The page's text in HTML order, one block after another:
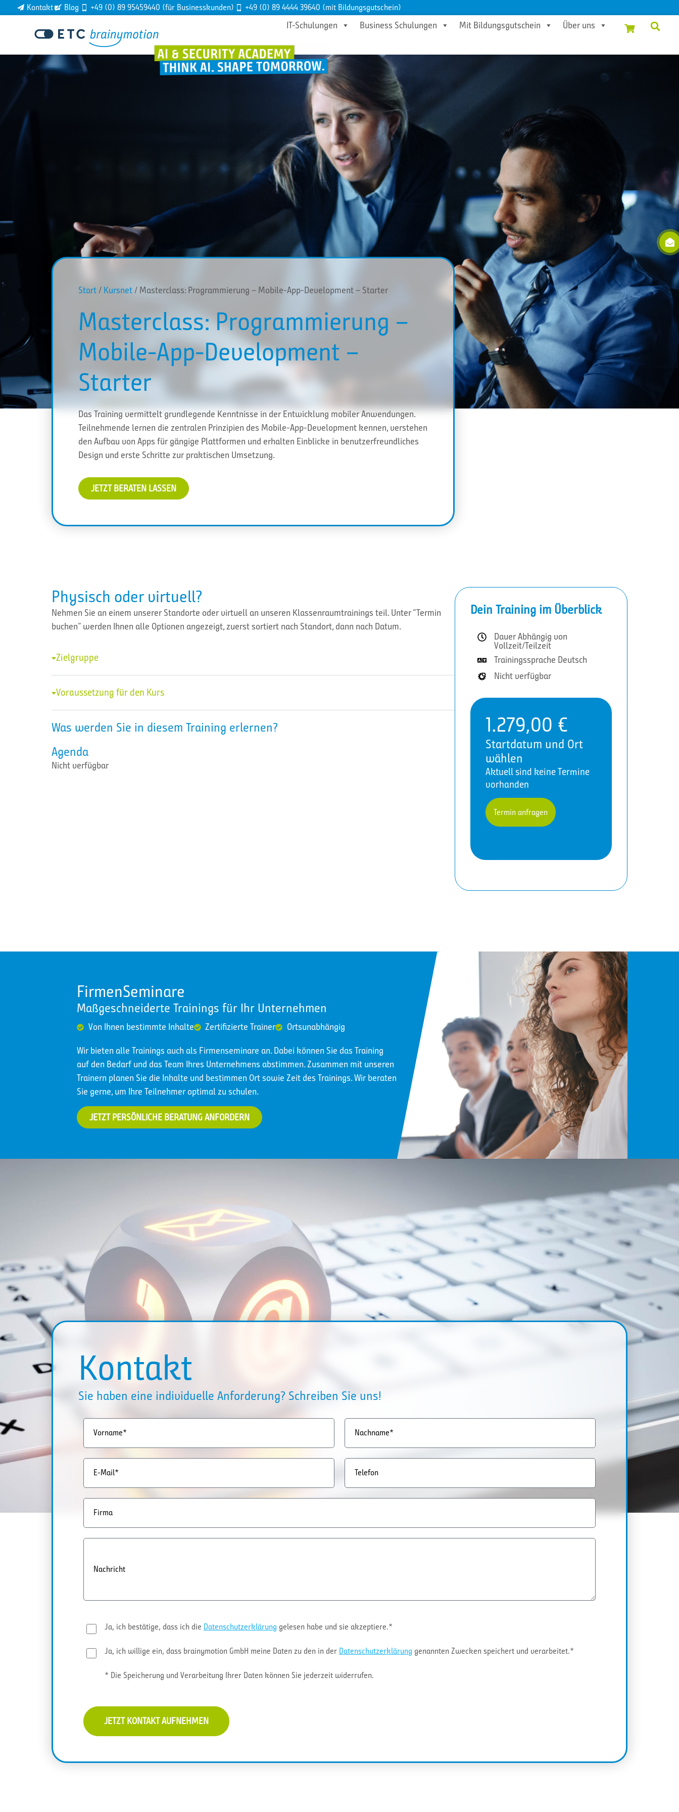
Kontakt Blog +49 (0) 89 95459440 (für Businesskunden) +49 (0) 89 4444 39640 (mit Bildungsgutschein)
IT-Schulungen Business Schulungen Mit Bildungsgutschein Über uns
Start / Kursnet/ Masterclass: Programmierung – Mobile-App-Development – Starter
Masterclass: Programmierung –
Mobile-App-Development –
Starter
Das Training vermittelt grundlegende Kenntnisse in der Entwicklung mobiler Anwendungen.
Teilnehmende lernen die zentralen Prinzipien des Mobile-App-Development kennen, verstehen
den Aufbau von Apps für gängige Plattformen und erhalten Einblicke in benutzerfreundliches
Design und erste Schritte zur praktischen Umsetzung.
JETZT BERATEN LASSEN
Physisch oder virtuell?
Nehmen Sie an einem unserer Standorte oder virtuell an unseren Klassenraumtrainings teil. Unter “Termin
buchen” werden Ihnen alle Optionen angezeigt, zuerst sortiert nach Standort, dann nach Datum.
Zielgruppe
Voraussetzung für den Kurs
Was werden Sie in diesem Training erlernen?
Agenda
Nicht verfügbar
Dein Training im Überblick
Dauer Abhängig von
Vollzeit/Teilzeit
Trainingssprache Deutsch
Nicht verfügbar
1.279,00 €
Startdatum und Ort
wählen
Aktuell sind keine Termine
vorhanden
Termin anfragen
FirmenSeminare
Maßgeschneiderte Trainings für Ihr Unternehmen
Von Ihnen bestimmte Inhalte Zertifizierte Trainer Ortsunabhängig
Wir bieten alle Trainings auch als Firmenseminare an. Dabei können Sie das Training
auf den Bedarf und das Team Ihres Unternehmens abstimmen. Zusammen mit unseren
Trainern planen Sie die Inhalte und bestimmen Ort sowie Zeit des Trainings. Wir beraten
Sie gerne, um Ihre Teilnehmer optimal zu schulen.
JETZT PERSÖNLICHE BERATUNG ANFORDERN
Kontakt
Sie haben eine individuelle Anforderung? Schreiben Sie uns!
Vorname* Nachname*
E-Mail* Telefon
Firma
Nachricht
Ja, ich bestätige, dass ich die Datenschutzerklärung gelesen habe und sie akzeptiere.*
Ja, ich willige ein, dass brainymotion GmbH meine Daten zu den in der Datenschutzerklärung genannten Zwecken speichert und verarbeitet.*
* Die Speicherung und Verarbeitung Ihrer Daten können Sie jederzeit widerrufen.
JETZT KONTAKT AUFNEHMEN